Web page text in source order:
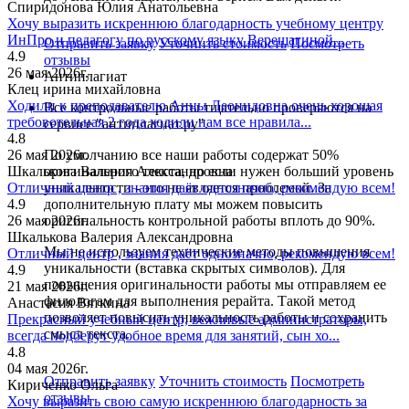
Отправить заявку Уточнить стоимость Посмотреть
отзывы
Антиплагиат
Все контрольные работы тщательно проверяются на
сервисе "антиплагиат.ру".
По умолчанию все наши работы содержат 50%
оригинального текста, но если нужен больший уровень
уникальности - это не является проблемой. За
дополнительную плату мы можем повысить
оригинальность контрольной работы вплоть до 90%.
Мы не используем технические методы повышения
уникальности (вставка скрытых символов). Для
повышения оригинальности работы мы отправляем ее
филологам для выполнения рерайта. Такой метод
позволяет повысить уникальность работы и сохранить
смысл текста.
Отправить заявку Уточнить стоимость Посмотреть
отзывы
Спиридонова Юлия Анатольевна
Хочу выразить искреннюю благодарность учебному центру
ИнПро и педагогу по русскому языку Верещагиной...
4.9
26 мая 2026г.
Клец ирина михайловна
Ходили к преподавателю Анны Леонидовна очень хорошая
требовотельная 2 года ходили нам все нравила...
4.8
26 мая 2026г.
Шкалькова Валерия Александровна
Отличный центр , знания даёт однозначно, рекомендую всем!
4.9
26 мая 2026г.
Шкалькова Валерия Александровна
Отличный центр , знания даёт однозначно, рекомендую всем!
4.9
21 мая 2026г.
Анастасия Вяткина
Прекрасный учебный центр, вежливые администраторы,
всегда подберут удобное время для занятий, сын хо...
4.8
04 мая 2026г.
Кириченко Ольга
Хочу выразить свою самую искреннюю благодарность за